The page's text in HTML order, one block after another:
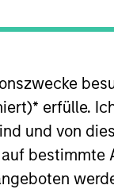
* erfülle.
und von
bestimmte
us